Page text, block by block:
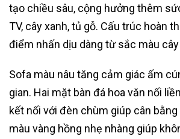
tạo chiều sâu, cộng hưởng thêm
TV, cây xanh, tủ gỗ. Cấu trúc hoàn
điểm nhấn dịu dàng từ sắc màu cây
Sofa màu nâu tăng cảm giác ấm
gian. Hai mặt bàn đá hoa văn nối
kết nối với đèn chùm giúp cân
màu vàng hồng nhẹ nhàng giúp